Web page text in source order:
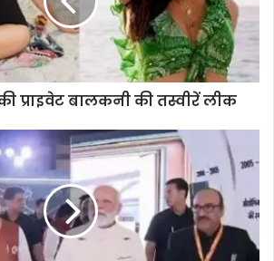
प्राइवेट बालकनी की तस्वीरें लीक